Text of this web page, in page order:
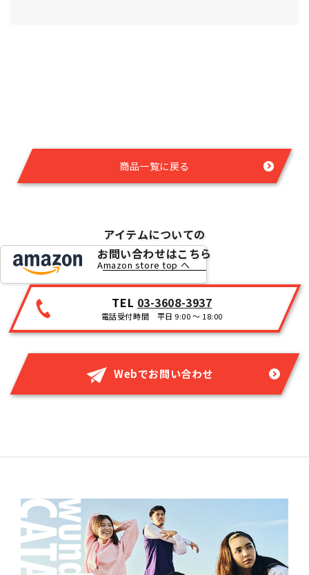
商品一覧に戻る
Amazon store top へ
アイテムについての
お問い合わせはこちら
TEL 03-3608-3937
電話受付時間 平日 9:00 ～ 18:00
Webでお問い合わせ